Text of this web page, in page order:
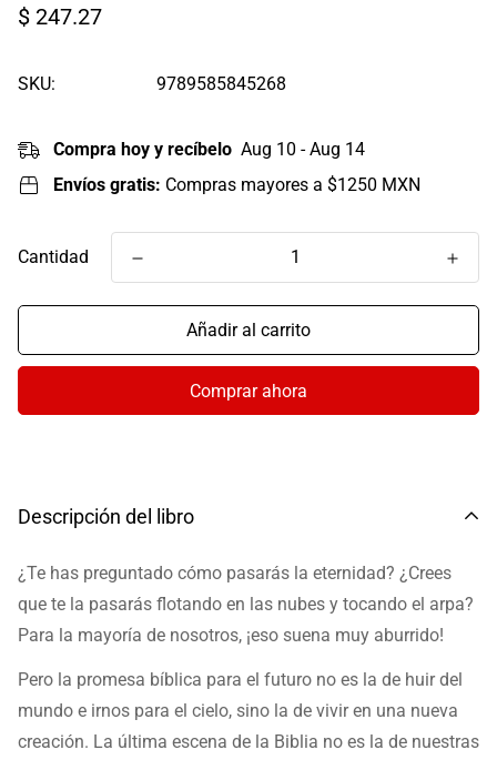
Precio
$ 247.27
SKU: 9789585845268
Compra hoy y recíbelo Aug 10 - Aug 14
Envíos gratis: Compras mayores a $1250 MXN
Cantidad
Añadir al carrito
Comprar ahora
Descripción del libro
¿Te has preguntado cómo pasarás la eternidad? ¿Crees
que te la pasarás flotando en las nubes y tocando el arpa?
Para la mayoría de nosotros, ¡eso suena muy aburrido!
Pero la promesa bíblica para el futuro no es la de huir del
mundo e irnos para el cielo, sino la de vivir en una nueva
creación. La última escena de la Biblia no es la de nuestras